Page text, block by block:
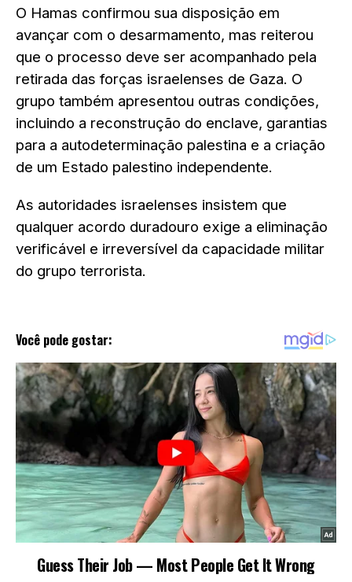
O Hamas confirmou sua disposição em
avançar com o desarmamento, mas reiterou
que o processo deve ser acompanhado pela
retirada das forças israelenses de Gaza. O
grupo também apresentou outras condições,
incluindo a reconstrução do enclave, garantias
para a autodeterminação palestina e a criação
de um Estado palestino independente.
As autoridades israelenses insistem que
qualquer acordo duradouro exige a eliminação
verificável e irreversível da capacidade militar
do grupo terrorista.